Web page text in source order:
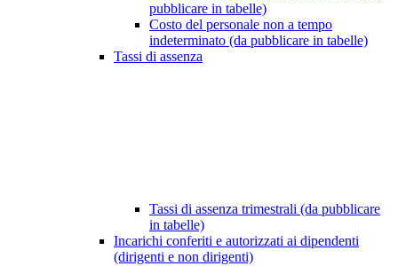
pubblicare in tabelle)
Costo del personale non a tempo
indeterminato (da pubblicare in tabelle)
Tassi di assenza
Tassi di assenza trimestrali (da pubblicare
in tabelle)
Incarichi conferiti e autorizzati ai dipendenti
(dirigenti e non dirigenti)